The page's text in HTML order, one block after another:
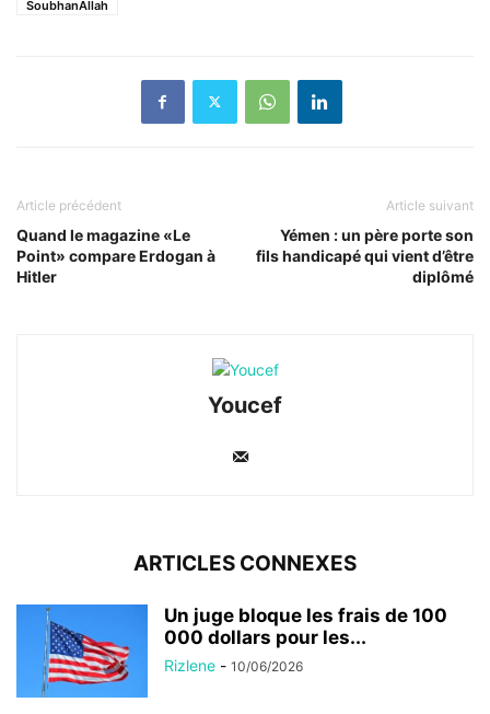
SoubhanAllah
Article précédent
Quand le magazine «Le
Point» compare Erdogan à
Hitler
Article suivant
Yémen : un père porte son
fils handicapé qui vient d’être
diplômé
Youcef
ARTICLES CONNEXES
Un juge bloque les frais de 100
000 dollars pour les...
Rizlene - 10/06/2026